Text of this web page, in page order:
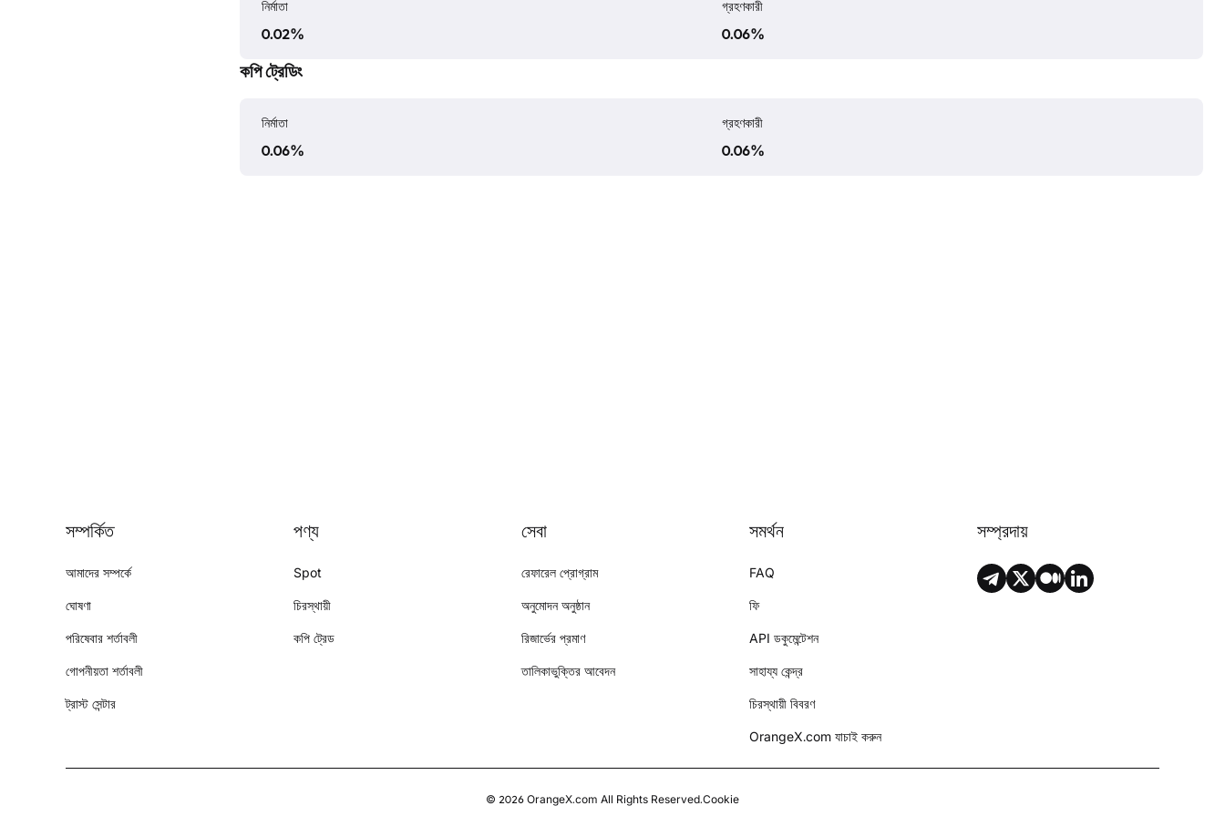
নির্মাতা
0.02%
গ্রহণকারী
0.06%
কপি ট্রেডিং
নির্মাতা
0.06%
গ্রহণকারী
0.06%
সম্পর্কিত
আমাদের সম্পর্কে
ঘোষণা
পরিষেবার শর্তাবলী
গোপনীয়তা শর্তাবলী
ট্রাস্ট সেন্টার
পণ্য
Spot
চিরস্থায়ী
কপি ট্রেড
সেবা
রেফারেল প্রোগ্রাম
অনুমোদন অনুষ্ঠান
রিজার্ভের প্রমাণ
তালিকাভুক্তির আবেদন
সমর্থন
FAQ
ফি
API ডকুমেন্টেশন
সাহায্য কেন্দ্র
চিরস্থায়ী বিবরণ
OrangeX.com যাচাই করুন
সম্প্রদায়
© 2026 OrangeX.com All Rights Reserved.Cookie